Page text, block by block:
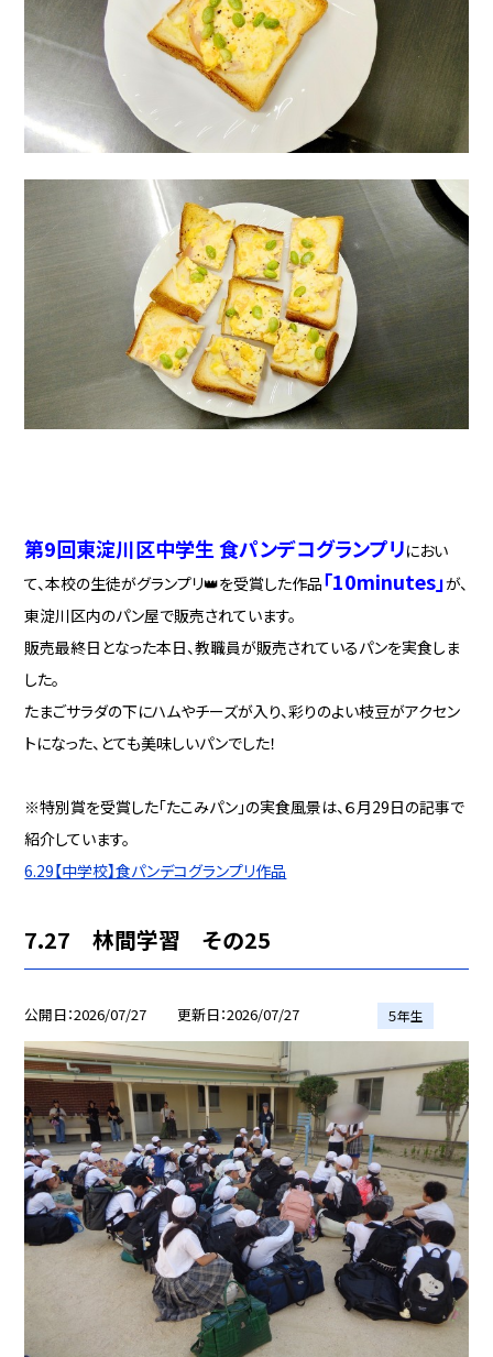
第9回東淀川区中学生 食パンデコグランプリにおい
て、本校の生徒がグランプリ👑を受賞した作品「10minutes」が、
東淀川区内のパン屋で販売されています。
販売最終日となった本日、教職員が販売されているパンを実食しま
した。
たまごサラダの下にハムやチーズが入り、彩りのよい枝豆がアクセン
トになった、とても美味しいパンでした！
※特別賞を受賞した「たこみパン」の実食風景は、６月29日の記事で
紹介しています。
6.29【中学校】食パンデコグランプリ作品
7.27 林間学習 その25
公開日 2026/07/27 更新日 2026/07/27 ５年生